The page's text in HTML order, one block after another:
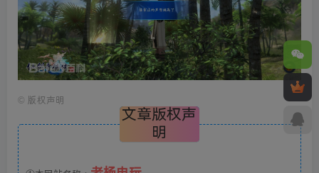
© 版权声明
文章版权声
明